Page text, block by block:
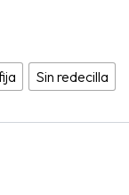
Sin redecilla